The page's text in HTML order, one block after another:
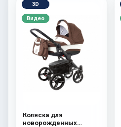
3D
Видео
Коляска для
новорожденных